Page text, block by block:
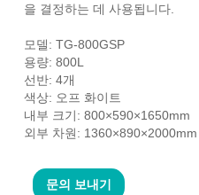
을 결정하는 데 사용됩니다.
모델: TG-800GSP
용량: 800L
선반: 4개
색상: 오프 화이트
내부 크기: 800×590×1650mm
외부 차원: 1360×890×2000mm
문의 보내기